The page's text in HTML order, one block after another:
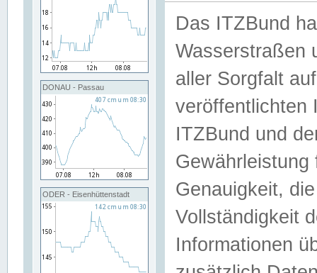
DONAU - Passau
ODER - Eisenhüttenstadt
Das ITZBund
Wasserstraßen
aller Sorgfalt
veröffentlichten
ITZBund und
Genauigkeit,
Vollständigkeit
Informationen